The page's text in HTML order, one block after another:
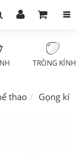
TRÒNG KÍNH
thao Gọng